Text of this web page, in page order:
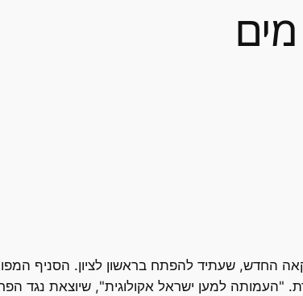
החדש, שעתיד להפתח בראשון לציון. הסניף
למען ישראל אקולוגית", שיוצאת נגד